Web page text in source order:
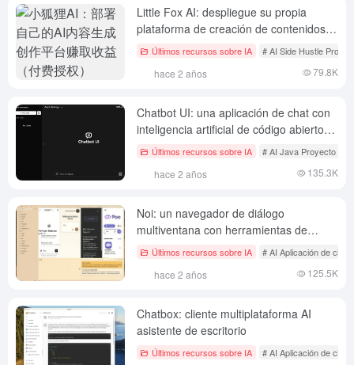
Little Fox AI: despliegue su propia
plataforma de creación de contenidos
de inteligencia artificial para obtener
Últimos recursos sobre IA # AI Side Hustle
hace 2 años 79.8K
Chatbot UI: una aplicación de chat con
inteligencia artificial de código abierto
que imita la interfaz y las funciones de
Últimos recursos sobre IA # AI Java Proyecto de
hace 2 años 135.3K
Noi: un navegador de diálogo
multiventana con herramientas de
diálogo AI integradas
Últimos recursos sobre IA # AI Aplicación de chat
hace 2 años 125.5K
Chatbox: cliente multiplataforma AI
asistente de escritorio
Últimos recursos sobre IA # AI Aplicación de chat